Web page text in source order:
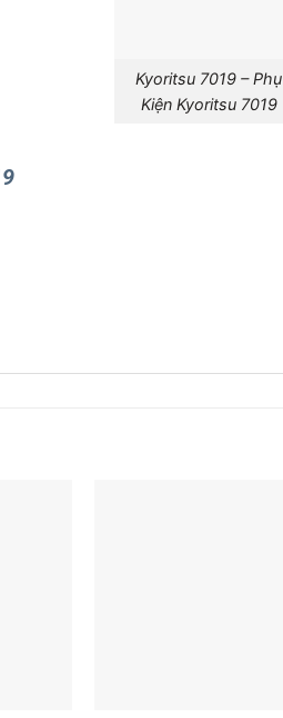
Kyoritsu 7019 – Phụ
Kiện Kyoritsu 7019